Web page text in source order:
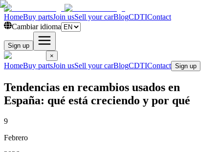
HomeBuy partsJoin usSell your carBlogCDTIContact
Cambiar idioma
Sign up
×
HomeBuy partsJoin usSell your carBlogCDTIContact Sign up
Tendencias en recambios usados en
España: qué está creciendo y por qué
9
Febrero